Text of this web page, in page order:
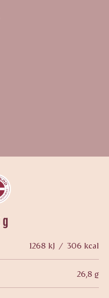
1268 kJ / 306 kcal
26,8 g